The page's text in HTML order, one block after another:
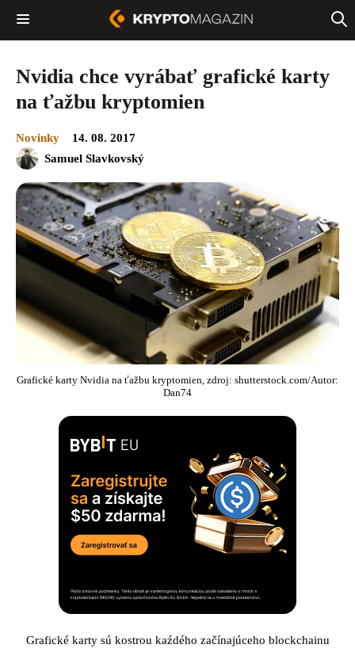
Nvidia chce vyrábať grafické karty
na ťažbu kryptomien
Novinky
14. 08. 2017
Samuel Slavkovský
Grafické karty Nvidia na ťažbu kryptomien, zdroj: shutterstock.com/Autor:
Dan74
Grafické karty sú kostrou kaźdého začínajúceho blockchainu